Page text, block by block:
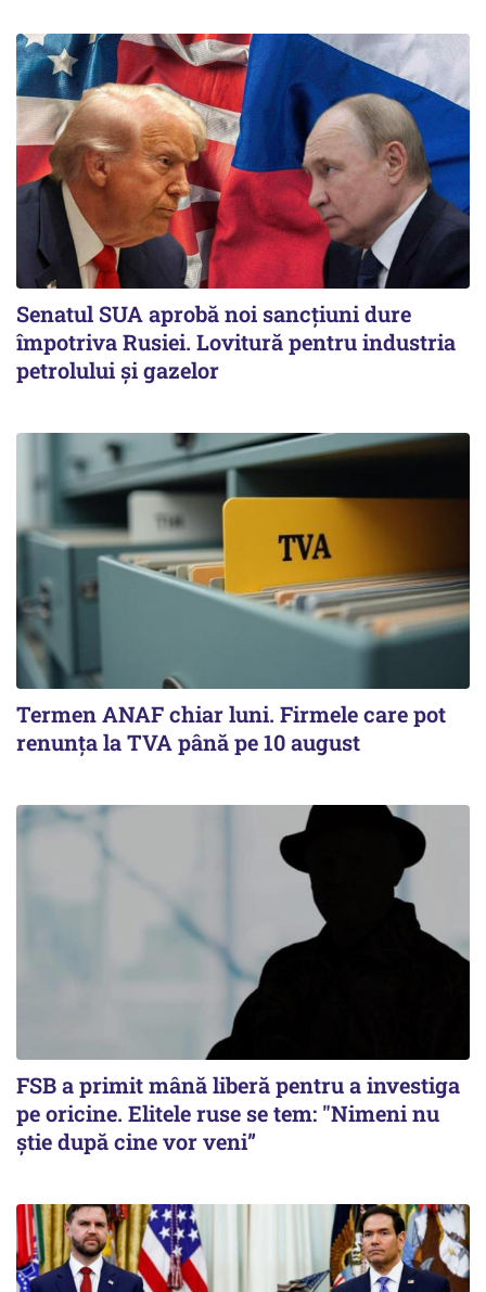
Senatul SUA aprobă noi sancțiuni dure
împotriva Rusiei. Lovitură pentru industria
petrolului și gazelor
Termen ANAF chiar luni. Firmele care pot
renunța la TVA până pe 10 august
FSB a primit mână liberă pentru a investiga
pe oricine. Elitele ruse se tem: "Nimeni nu
știe după cine vor veni”